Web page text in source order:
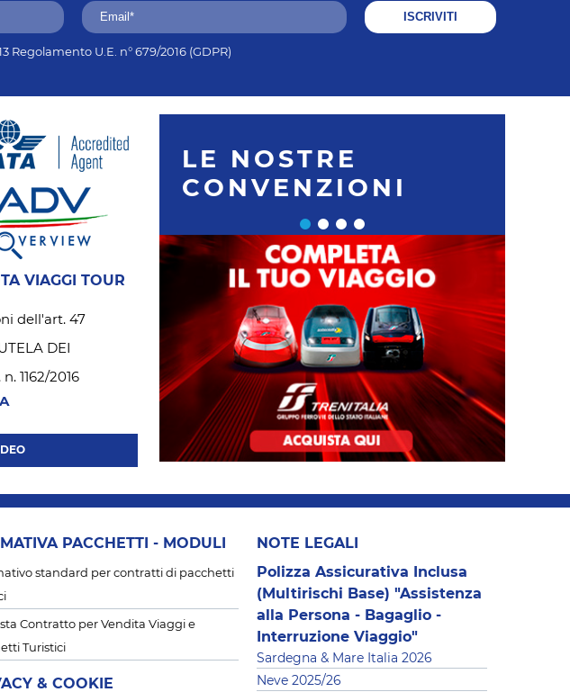
ISCRIVITI
U.E. n° 679/2016 (GDPR)
VIAGGI TOUR
dell'art. 47
DEI
1162/2016
LE NOSTRE
CONVENZIONI
PACCHETTI - MODULI
standard per contratti di pacchetti
Contratto per Vendita Viaggi e
Turistici
& COOKIE
NOTE LEGALI
Polizza Assicurativa Inclusa
(Multirischi Base) "Assistenza
alla Persona - Bagaglio -
Interruzione Viaggio"
Sardegna & Mare Italia 2026
Neve 2025/26